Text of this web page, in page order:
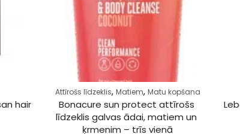
Matu kopšana
attīrošs
matiem un
vienā
Matiem
Lebel – iau cream melt repair
36,00€